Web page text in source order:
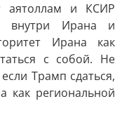
аятоллам и КСИР
внутри Ирана и
Ирана как
с собой. Не
Трамп сдаться,
как региональной